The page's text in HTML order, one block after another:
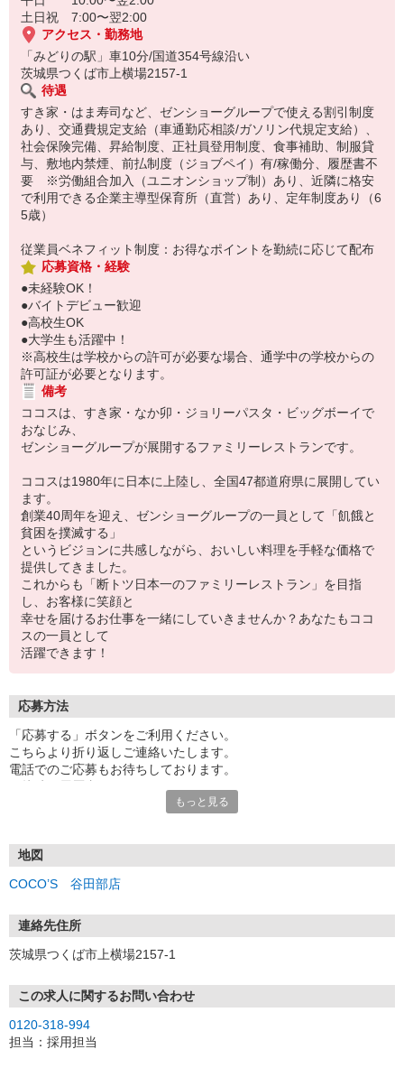
土日祝 7:00〜翌2:00
アクセス・勤務地
「みどりの駅」車10分/国道354号線沿い
茨城県つくば市上横場2157-1
待遇
すき家・はま寿司など、ゼンショーグループで使える割引制度
あり、交通費規定支給（車通勤応相談/ガソリン代規定支給）、
社会保険完備、昇給制度、正社員登用制度、食事補助、制服貸
与、敷地内禁煙、前払制度（ジョブペイ）有/稼働分、履歴書不
要 ※労働組合加入（ユニオンショップ制）あり、近隣に格安
で利用できる企業主導型保育所（直営）あり、定年制度あり（6
5歳）
従業員ベネフィット制度：お得なポイントを勤続に応じて配布
応募資格・経験
●未経験OK！
●バイトデビュー歓迎
●高校生OK
●大学生も活躍中！
※高校生は学校からの許可が必要な場合、通学中の学校からの
許可証が必要となります。
備考
ココスは、すき家・なか卯・ジョリーパスタ・ビッグボーイで
おなじみ、
ゼンショーグループが展開するファミリーレストランです。
ココスは1980年に日本に上陸し、全国47都道府県に展開してい
ます。
創業40周年を迎え、ゼンショーグループの一員として「飢餓と
貧困を撲滅する」
というビジョンに共感しながら、おいしい料理を手軽な価格で
提供してきました。
これからも「断トツ日本一のファミリーレストラン」を目指
し、お客様に笑顔と
幸せを届けるお仕事を一緒にしていきませんか？あなたもココ
スの一員として
活躍できます！
応募方法
「応募する」ボタンをご利用ください。
こちらより折り返しご連絡いたします。
電話でのご応募もお待ちしております。
もっと見る
地図
COCO’S 谷田部店
連絡先住所
茨城県つくば市上横場2157-1
この求人に関するお問い合わせ
0120-318-994
担当：採用担当